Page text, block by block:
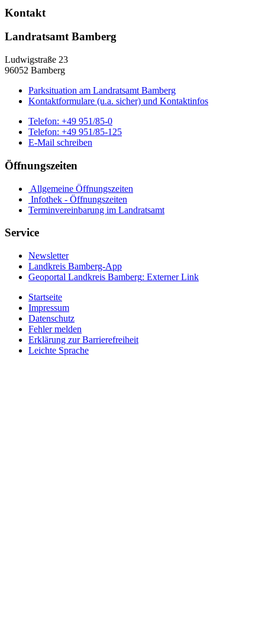
Kontakt
Landratsamt Bamberg
Ludwigstraße 23
96052 Bamberg
Parksituation am Landratsamt Bamberg
Kontaktformulare (u.a. sicher) und Kontaktinfos
Telefon: +49 951/85-0
Telefon: +49 951/85-125
E-Mail schreiben
Öffnungszeiten
Allgemeine Öffnungszeiten
Infothek - Öffnungszeiten
Terminvereinbarung im Landratsamt
Service
Newsletter
Landkreis Bamberg-App
Geoportal Landkreis Bamberg: Externer Link
Startseite
Impressum
Datenschutz
Fehler melden
Erklärung zur Barrierefreiheit
Leichte Sprache